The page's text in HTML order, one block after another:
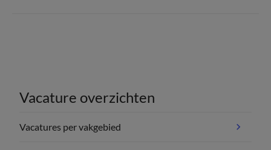
Vacature overzichten
Vacatures per vakgebied